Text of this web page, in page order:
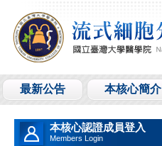
最新公告 本核心簡介
本核心認證成員登入
Members Login